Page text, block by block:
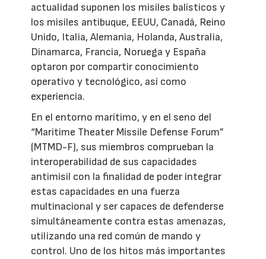
actualidad suponen los misiles balísticos y
los misiles antibuque, EEUU, Canadá, Reino
Unido, Italia, Alemania, Holanda, Australia,
Dinamarca, Francia, Noruega y España
optaron por compartir conocimiento
operativo y tecnológico, así como
experiencia.
En el entorno marítimo, y en el seno del
“Maritime Theater Missile Defense Forum”
(MTMD-F), sus miembros comprueban la
interoperabilidad de sus capacidades
antimisil con la finalidad de poder integrar
estas capacidades en una fuerza
multinacional y ser capaces de defenderse
simultáneamente contra estas amenazas,
utilizando una red común de mando y
control. Uno de los hitos más importantes